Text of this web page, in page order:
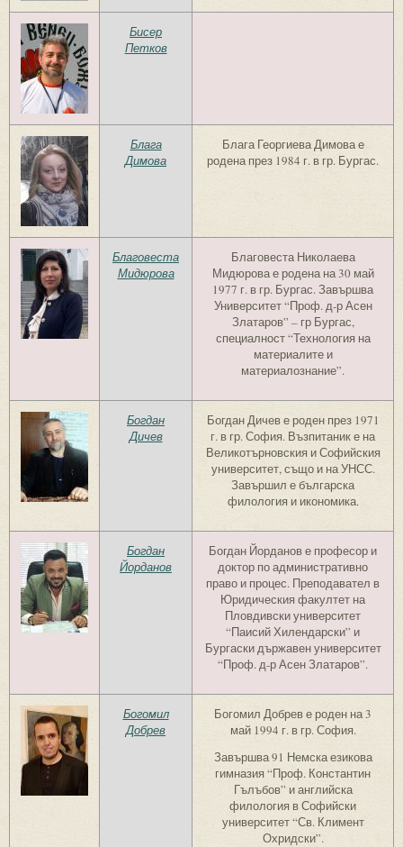
Бисер
Петков
Блага
Димова
Блага Георгиева Димова е
родена през 1984 г. в гр. Бургас.
Благовеста
Мидюрова
Благовеста Николаева
Мидюрова е родена на 30 май
1977 г. в гр. Бургас. Завършва
Университет “Проф. д-р Асен
Златаров” – гр Бургас,
специалност “Технология на
материалите и
материалознание”.
Богдан
Дичев
Богдан Дичев е роден през 1971
г. в гр. София. Възпитаник е на
Великотърновския и Софийския
университет, също и на УНСС.
Завършил е българска
филология и икономика.
Богдан
Йорданов
Богдан Йорданов е професор и
доктор по административно
право и процес. Преподавател в
Юридическия факултет на
Пловдивски университет
“Паисий Хилендарски” и
Бургаски държавен университет
“Проф. д-р Асен Златаров”.
Богомил
Добрев
Богомил Добрев е роден на 3
май 1994 г. в гр. София.
Завършва 91 Немска езикова
гимназия “Проф. Константин
Гълъбов” и английска
филология в Софийски
университет “Св. Климент
Охридски”.